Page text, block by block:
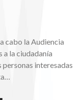
cabo la Audiencia
a la ciudadanía
interesadas